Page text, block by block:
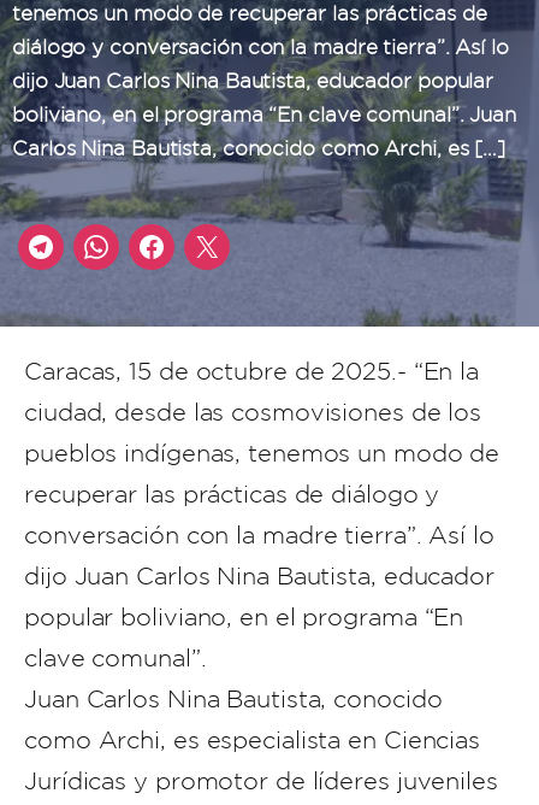
tenemos un modo de recuperar las prácticas de
diálogo y conversación con la madre tierra”. Así lo
dijo Juan Carlos Nina Bautista, educador popular
boliviano, en el programa “En clave comunal”. Juan
Carlos Nina Bautista, conocido como Archi, es […]
Caracas, 15 de octubre de 2025.- “En la
ciudad, desde las cosmovisiones de los
pueblos indígenas, tenemos un modo de
recuperar las prácticas de diálogo y
conversación con la madre tierra”. Así lo
dijo Juan Carlos Nina Bautista, educador
popular boliviano, en el programa “En
clave comunal”.
Juan Carlos Nina Bautista, conocido
como Archi, es especialista en Ciencias
Jurídicas y promotor de líderes juveniles